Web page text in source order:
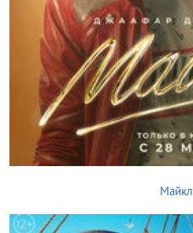
Майкл